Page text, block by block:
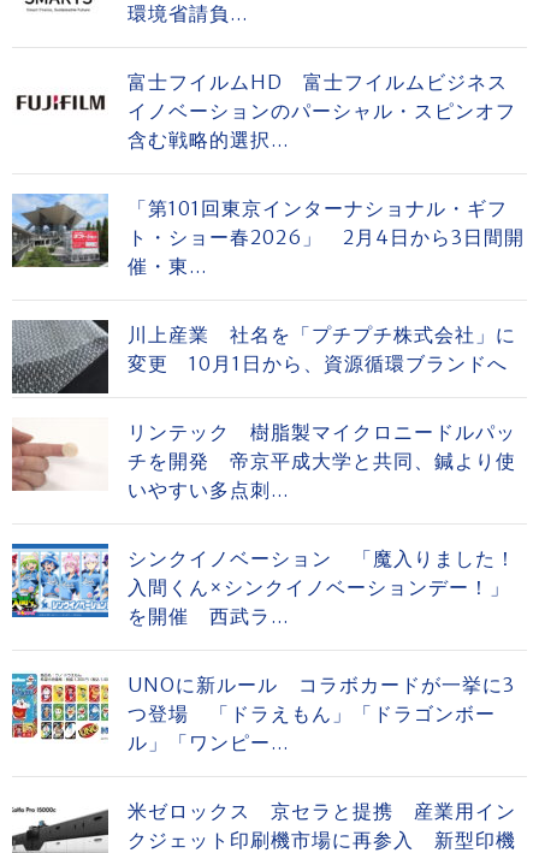
環境省請負...
富士フイルムHD 富士フイルムビジネス
イノベーションのパーシャル・スピンオフ
含む戦略的選択...
「第101回東京インターナショナル・ギフ
ト・ショー春2026」 2月4日から3日間開
催・東...
川上産業 社名を「プチプチ株式会社」に
変更 10月1日から、資源循環ブランドへ
リンテック 樹脂製マイクロニードルパッ
チを開発 帝京平成大学と共同、鍼より使
いやすい多点刺...
シンクイノベーション 「魔入りました！
入間くん×シンクイノベーションデー！」
を開催 西武ラ...
UNOに新ルール コラボカードが一挙に3
つ登場 「ドラえもん」「ドラゴンボー
ル」「ワンピー...
米ゼロックス 京セラと提携 産業用イン
クジェット印刷機市場に再参入 新型印機